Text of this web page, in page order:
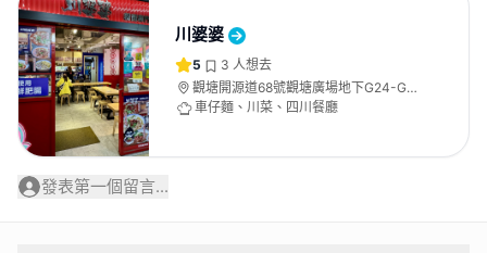
川婆婆
5 3 人想去
觀塘開源道68號觀塘廣場地下G24-G25
號舖
車仔麵、川菜、四川餐廳
發表第一個留言...